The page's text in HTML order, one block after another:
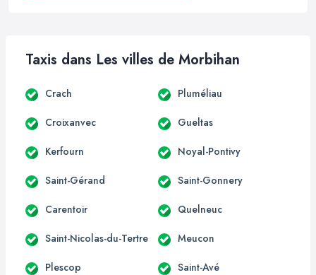
Taxis dans Les villes de Morbihan
Crach Pluméliau
Croixanvec Gueltas
Kerfourn Noyal-Pontivy
Saint-Gérand Saint-Gonnery
Carentoir Quelneuc
Saint-Nicolas-du-Tertre Meucon
Plescop Saint-Avé